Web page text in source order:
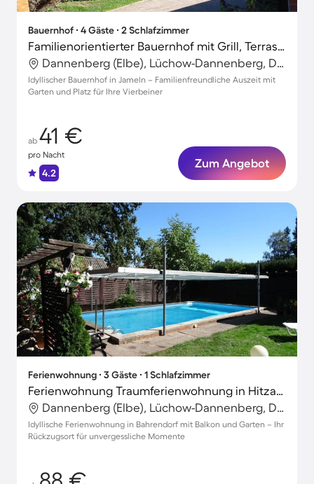
Bauernhof ∙ 4 Gäste ∙ 2 Schlafzimmer
Familienorientierter Bauernhof mit Grill, Terrasse und Garten | Haustiere erlaubt
Dannenberg (Elbe), Lüchow-Dannenberg, Deutschland
Idyllischer Bauernhof in Jameln – Familienfreundliche Auszeit mit
Garten und Platz für Ihre Vierbeiner
ab 41 €
pro Nacht
4.2
Zum Angebot
Ferienwohnung ∙ 3 Gäste ∙ 1 Schlafzimmer
Ferienwohnung Traumferienwohnung in Hitzacker ot Bahrendorf
Dannenberg (Elbe), Lüchow-Dannenberg, Deutschland
Idyllische Ferienwohnung in Bahrendorf mit Balkon und Garten – Ihr
Rückzugsort für unvergessliche Momente